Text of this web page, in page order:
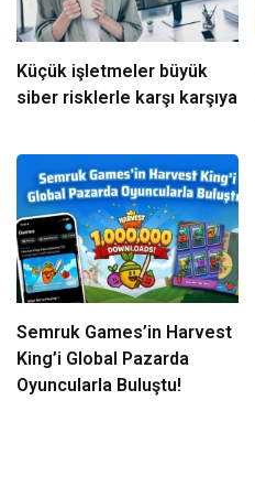
Küçük işletmeler büyük
siber risklerle karşı karşıya
Semruk Games’in Harvest
King’i Global Pazarda
Oyuncularla Buluştu!